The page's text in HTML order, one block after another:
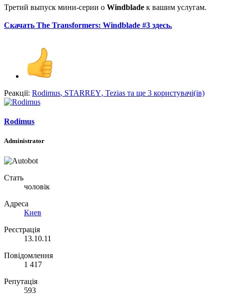
Третий выпуск мини-серии о Windblade к вашим услугам.
Скачать The Transformers: Windblade #3 здесь.
Реакції: Rodimus, STARREY, Tezias та ще 3 користувачі(ів)
Rodimus
Administrator
Стать
чоловік
Адреса
Киев
Реєстрація
13.10.11
Повідомлення
1 417
Репутація
593